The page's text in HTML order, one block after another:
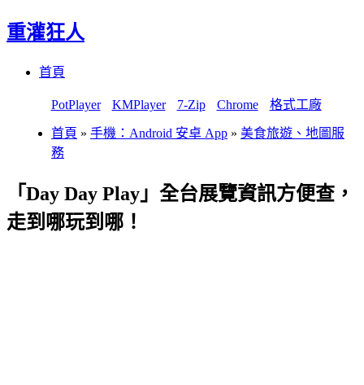
重灌狂人
首頁
PotPlayer KMPlayer 7-Zip Chrome 格式工廠
首頁 » 手機：Android 安卓 App » 美食旅遊、地圖服
務
「Day Day Play」全台展覽資訊方便查，
走到哪玩到哪！